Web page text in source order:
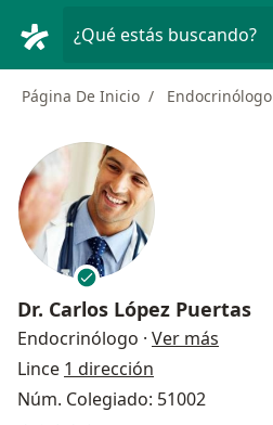
¿Qué estás buscando?
Página De Inicio Endocrinólogo
Dr. Carlos López Puertas
Endocrinólogo · Ver más
Lince 1 dirección
Núm. Colegiado: 51002